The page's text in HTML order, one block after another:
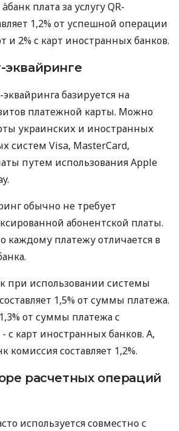
плата за услугу QR-
1,2% от успешной операции
и 2% с карт иностранных банков.
эквайринге
базируется на
платежной карты. Можно
украинских и иностранных
систем Visa, MasterCard,
путем использования Apple
обычно не требует
абонентской платы.
каждому платежу отличается в
при использовании системы
1,5% от суммы платежа.
от суммы платежа с
с карт иностранных банков. А,
комиссия составляет 1,2%.
расчетных операций
используется совместно с